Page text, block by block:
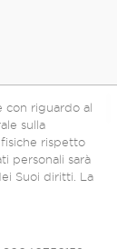
con riguardo al
sulla
personali sarà
Suoi diritti. La